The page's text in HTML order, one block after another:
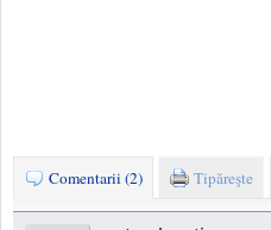
Comentarii (2) Tipăreşte